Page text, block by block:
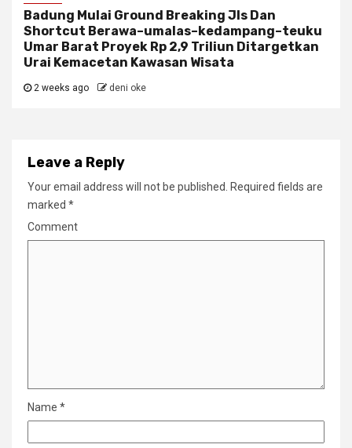
Badung Mulai Ground Breaking Jls Dan
Shortcut Berawa–umalas–kedampang–teuku
Umar Barat Proyek Rp 2,9 Triliun Ditargetkan
Urai Kemacetan Kawasan Wisata
2 weeks ago deni oke
Leave a Reply
Your email address will not be published.
Required fields are
marked *
Comment
Name *